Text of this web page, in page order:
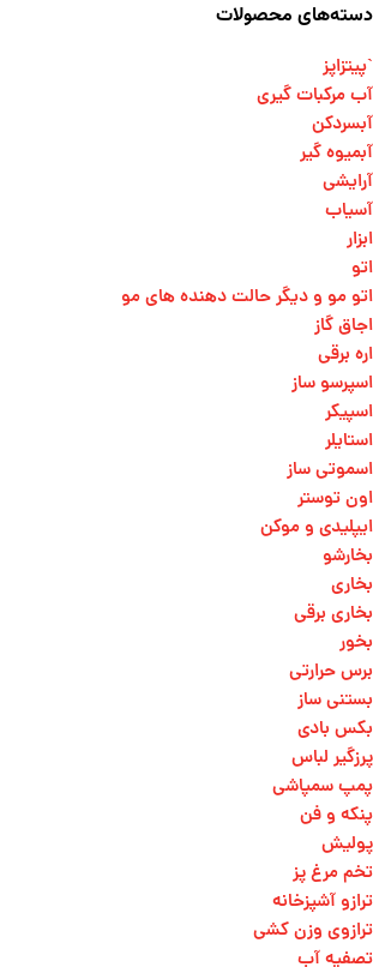
دسته‌های محصولات
`پیتزاپز
آب مرکبات گیری
آبسردکن
آبمیوه گیر
آرایشی
آسیاب
ابزار
اتو
اتو مو و دیگر حالت دهنده های مو​
اجاق گاز
اره برقی
اسپرسو ساز
اسپیکر
استایلر
اسموتی ساز
اون توستر
ایپلیدی و موکن
بخارشو
بخاری
بخاری برقی
بخور
برس حرارتی
بستنی ساز
بکس بادی
پرزگیر لباس
پمپ سمپاشی
پنکه و فن
پولیش
تخم مرغ پز
ترازو آشپزخانه
ترازوی وزن کشی​
تصفیه آب